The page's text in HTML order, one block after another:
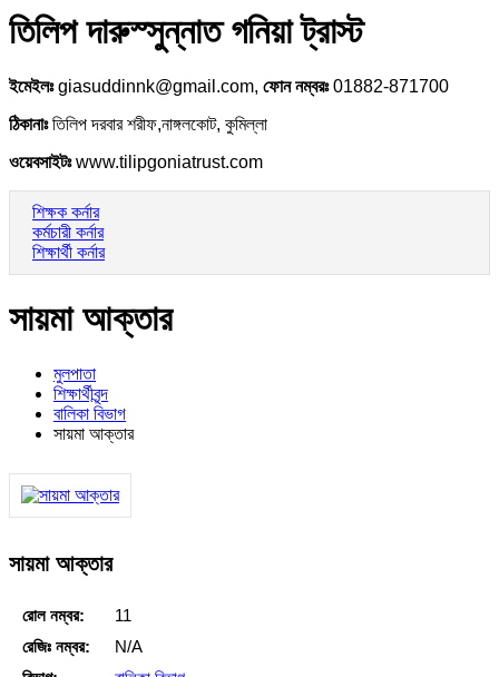
তিলিপ দারুস্সুন্নাত গনিয়া ট্রাস্ট
ইমেইলঃgiasuddinnk@gmail.com, ফোন নম্বরঃ01882-871700
ঠিকানাঃতিলিপ দরবার শরীফ,নাঙ্গলকোট, কুমিল্লা
ওয়েবসাইটঃwww.tilipgoniatrust.com
শিক্ষক কর্নার
কর্মচারী কর্নার
শিক্ষার্থী কর্নার
সায়মা আক্তার
মুলপাতা
শিক্ষার্থীবৃন্দ
বালিকা বিভাগ
সায়মা আক্তার
সায়মা আক্তার
রোল নম্বর:
11
রেজিঃ নম্বর:
N/A